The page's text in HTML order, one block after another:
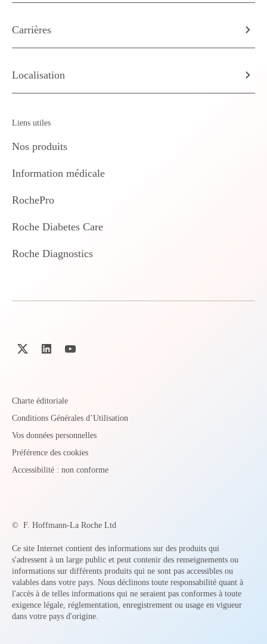
Carrières
Localisation
Liens utiles
Nos produits
Information médicale
RochePro
Roche Diabetes Care
Roche Diagnostics
Charte éditoriale
Conditions Générales d’Utilisation
Vos données personnelles
Préférence des cookies
Accessibilité : non conforme
© F. Hoffmann-La Roche Ltd
Ce site Internet contient des informations sur des produits qui
s'adressent à un large public et peut contenir des renseignements ou
informations sur différents produits qui ne sont pas accessibles ou
valables dans votre pays. Nous déclinons toute responsabilité quant à
l'accès à de telles informations qui ne seraient pas conformes à toute
exigence légale, réglementation, enregistrement ou usage en vigueur
dans votre pays d'origine.